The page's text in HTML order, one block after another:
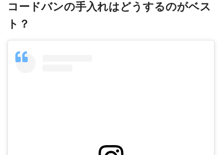
コードバンの手入れはどうするのがベス
ト？